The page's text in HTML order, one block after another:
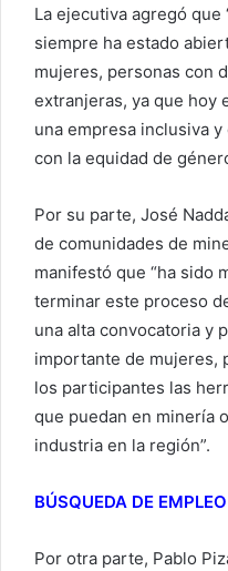
La ejecutiva agregó
siempre ha estado
mujeres, personas con
extranjeras, ya que hoy
una empresa inclusiva
con la equidad de
Por su parte, José
de comunidades de
manifestó que “ha sido
terminar este proceso
una alta convocatoria y
importante de mujeres,
los participantes las
que puedan en minería
industria en la región”.
BÚSQUEDA DE EMPLEO
Por otra parte, Pablo